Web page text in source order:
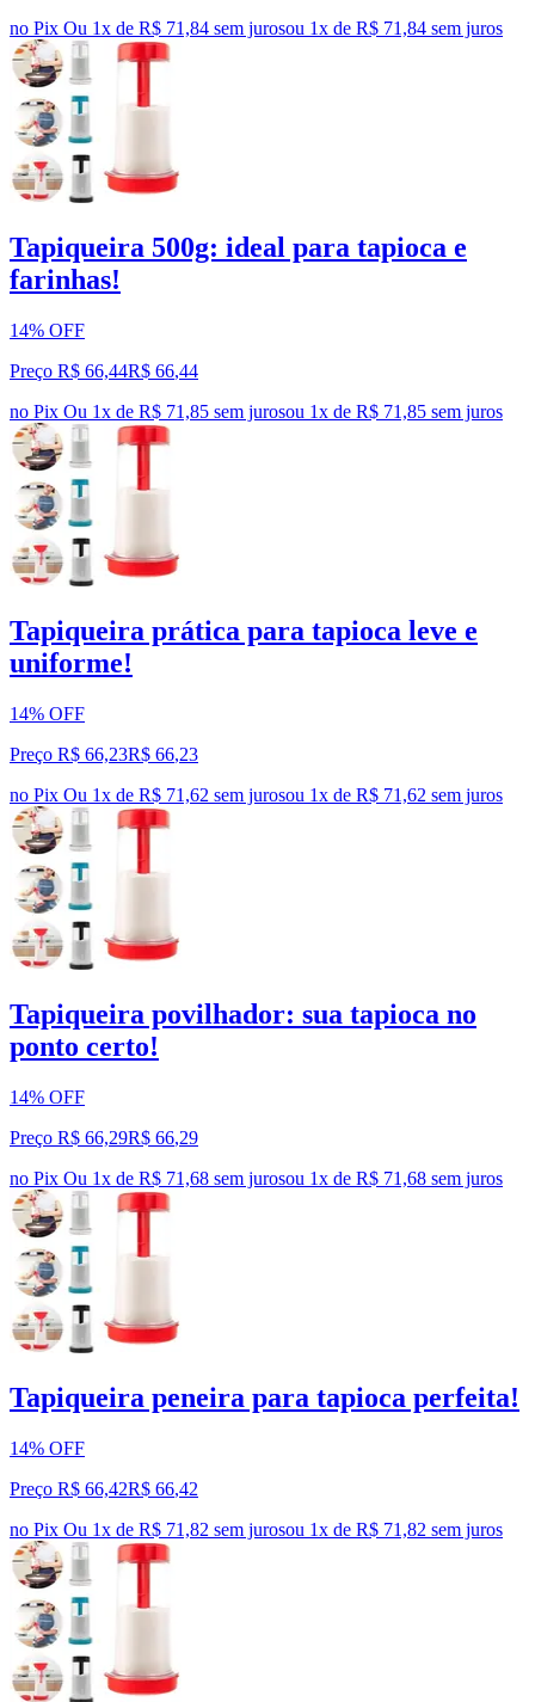
no Pix Ou 1x de R$ 71,84 sem jurosou 1x de R$ 71,84 sem juros
Tapiqueira 500g: ideal para tapioca e
farinhas!
14% OFF
Preço R$ 66,44R$ 66,44
no Pix Ou 1x de R$ 71,85 sem jurosou 1x de R$ 71,85 sem juros
Tapiqueira prática para tapioca leve e
uniforme!
14% OFF
Preço R$ 66,23R$ 66,23
no Pix Ou 1x de R$ 71,62 sem jurosou 1x de R$ 71,62 sem juros
Tapiqueira povilhador: sua tapioca no
ponto certo!
14% OFF
Preço R$ 66,29R$ 66,29
no Pix Ou 1x de R$ 71,68 sem jurosou 1x de R$ 71,68 sem juros
Tapiqueira peneira para tapioca perfeita!
14% OFF
Preço R$ 66,42R$ 66,42
no Pix Ou 1x de R$ 71,82 sem jurosou 1x de R$ 71,82 sem juros